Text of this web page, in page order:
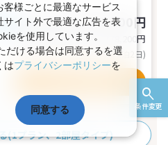
条件変更
名 税込84,300～89,100円
基本代金合計168,600〜178,200 円
(おとな2名 こども0名・1部屋/1泊2日)
(1プラン、2部屋タイプ)
様ごとに最適なサービス
サイト外で最適な広告を表
を使用しています。
だける場合は同意するを選
はプライバシーポリシーを
同意する